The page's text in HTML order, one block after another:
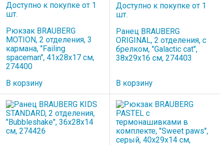
Доступно к покупке от 1
шт.
Рюкзак BRAUBERG
MOTION, 2 отделения, 3
кармана, "Failing
spaceman", 41х28х17 см,
274400
В корзину
Доступно к покупке от 1
шт.
Ранец BRAUBERG
ORIGINAL, 2 отделения, с
брелком, "Galactic cat",
38х29х16 см, 274403
В корзину